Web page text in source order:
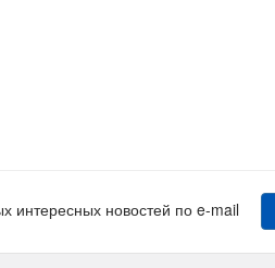
интересных новостей по e-mail